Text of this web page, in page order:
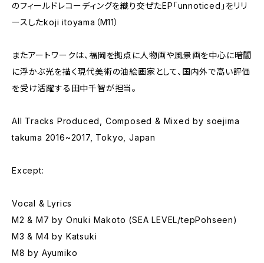
のフィールドレコーディングを織り交ぜたEP「unnoticed」をリリ
ースしたkoji itoyama（M11）
またアートワークは、福岡を拠点に人物画や風景画を中心に暗闇
に浮かぶ光を描く現代美術の油絵画家として、国内外で高い評価
を受け活躍する田中千智が担当。
All Tracks Produced, Composed & Mixed by soejima
takuma 2016~2017, Tokyo, Japan
Except:
Vocal & Lyrics
M2 & M7 by Onuki Makoto (SEA LEVEL/tepPohseen)
M3 & M4 by Katsuki
M8 by Ayumiko